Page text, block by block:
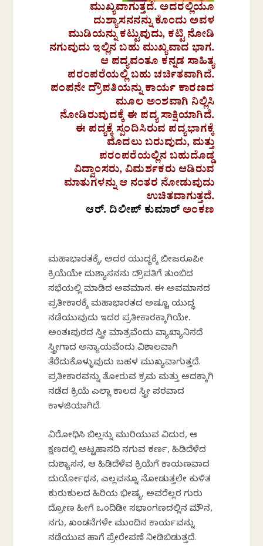
ಮುಖ್ಯವಾಗುತ್ತದೆ. ಅದರಲ್ಲಿಯೂ
ದುಶ್ಯಾಸನನನ್ನು ಕೊಂದು ಅವಳ
ಮುಡಿಯನ್ನು ಕಟ್ಟುವುದು, ಕಟ್ಟಿ ನೋಡಿ
ನಗುವುದು ಇಲ್ಲಿನ ಬಹು ಮುಖ್ಯವಾದ ಭಾಗ.
ಆ ಪದ್ಯವಂತೂ ಕನ್ನಡ ಸಾಹಿತ್ಯ
ಪರಂಪರೆಯಲ್ಲಿ ಬಹು ಚರ್ಚಿತವಾಗಿದೆ.
ಪಂಪನೇ ದ್ರೌಪತಿಯನ್ನು ಕಾರ್ಯ ಕಾರಣದ
ಮೂಲ ಅಂಶವಾಗಿ ನಿಲ್ಲಿಸಿ
ನೋಡಿರುವುದಕ್ಕೆ ಈ ಪದ್ಯ ಸಾಕ್ಷಿಯಾಗಿದೆ.
ಈ ಪದ್ಯಕ್ಕೆ ಸ್ಪಂದಿಸಿರುವ ಪದ್ಯಭಾಗಕ್ಕೆ
ಮೊದಲು ಬರುವುದು, ಮತ್ತು
ಪರಂಪರೆಯಲ್ಲಿನ ಬಹುದೊಡ್ಡ
ವಿದ್ವಾಂಸರು, ವಿಮರ್ಶಕರು ಆಡಿರುವ
ಮಾತುಗಳನ್ನು ಆ ನಂತರ ನೋಡುವುದು
ಉಚಿತವಾಗುತ್ತದೆ.
ಆರ್. ದಿಲೀಪ್ ಕುಮಾರ್ಅಂಕಣ
ಮಹಾಭಾರತಕ್ಕೆ, ಅದರ ಯುದ್ಧಕ್ಕೆ ಬೀಜರೂಪೀ
ಕ್ರಿಯೆಯೇ ದುಶ್ಯಾಸನನು ದ್ರೌಪತಿಗೆ ತುಂಬಿದ
ಸಭೆಯಲ್ಲಿ ಮಾಡಿದ ಅವಮಾನ. ಈ ಅವಮಾನದ
ಪ್ರತೀಕಾರಕ್ಕೆ ಮಹಾಭಾರತದ ಅಷ್ಟೂ ಯುದ್ಧ
ನಡೆಯುವುದು ಇದರ ಪ್ರತೀಕಾರಕ್ಕಾಗಿಯೇ.
ಅಂತಃಪುರದ ಸ್ತ್ರೀ ಮಾತ್ರವೆಂದು ವ್ಯಾಖ್ಯಾನಿಸದೆ
ಸ್ತ್ರೀಗಾದ ಅನ್ಯಾಯವೆಂದು ವಿಶಾಲವಾಗಿ
ತೆರೆದುಕೊಳ್ಳುವುದು ಬಹಳ ಮುಖ್ಯವಾಗುತ್ತದೆ.
ಪ್ರತೀಕಾರವನ್ನು ತೋರುವ ಕ್ರಮ ಮತ್ತು ಅದಕ್ಕಾಗಿ
ನಡೆದ ಕ್ರಿಯೆ ಎಲ್ಲಾ ಕಾಲದ ಸ್ತ್ರೀ ಪರವಾದ
ಕಾಳಜಿಯಾಗಿದೆ.
ವಿರೋಧಿಸಿ ಬಿಲ್ಲನ್ನು ಮುರಿಯುವ ವಿದುರ, ಆ
ಕ್ಷಣದಲ್ಲಿ ಅಟ್ಟಹಾಸದಿ ನಗುವ ಕರ್ಣ, ಹಿಡಿದೆಳೆದ
ದುಶ್ಯಾಸನ, ಆ ಹಿಡಿದೆಳೆವ ಕ್ರಿಯೆಗೆ ಕಾಯಣವಾದ
ದುರ್ಯೋಧನ, ಎಲ್ಲವನ್ನೂ ನೋಡುತ್ತಲೇ ಕುಳಿತ
ಕುರುಕುಲದ ಹಿರಿಯ ಭೀಷ್ಮ, ಅವರೆಲ್ಲರ ಗುರು
ದ್ರೋಣ ಹೀಗೆ ಒಂದಿಡೀ ಸಭಾಂಗಣದಲ್ಲಿನ ಮೌನ,
ನಗು, ಖಂಡನೆಗಳೇ ಮುಂದಿನ ಕಾರ್ಯವನ್ನು
ನಡೆಯುವ ಹಾಗೆ ಪ್ರೇರೇಪಣೆ ನೀಡಿಬಿಡುತ್ತದೆ.